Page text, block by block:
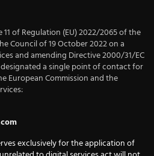
of Regulation (EU) 2022/2065 of the
Council of 19 October 2022 on a
and amending Directive 2000/31/EC
a single point of contact for
European Commission and the
exclusively for the application of